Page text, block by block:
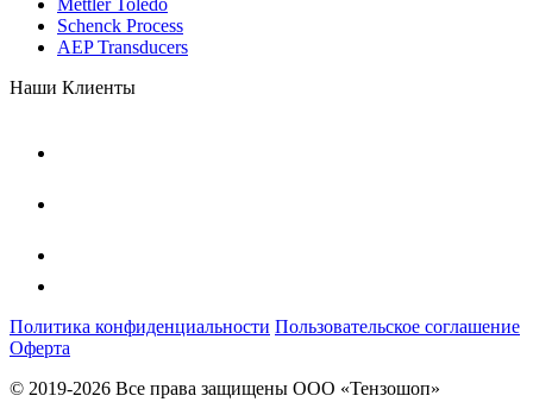
Schenck Process
AEP Transducers
Наши Клиенты
Политика конфиденциальности Пользовательское соглашение
Оферта
© 2019-2026 Все права защищены ООО «Тензошоп»